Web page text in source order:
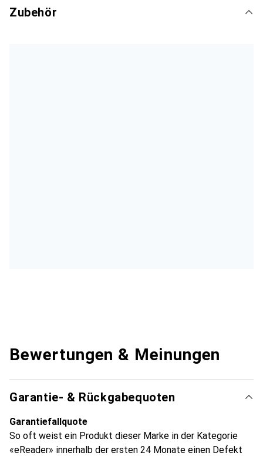
Zubehör
Bewertungen & Meinungen
Garantie- & Rückgabequoten
Garantiefallquote
So oft weist ein Produkt dieser Marke in der Kategorie
«eReader» innerhalb der ersten 24 Monate einen Defekt